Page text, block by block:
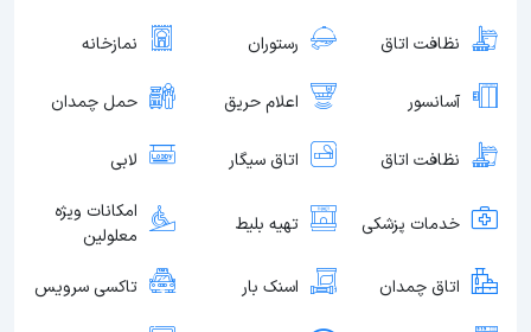
نظافت اتاق رستوران نمازخانه
آسانسور اعلام حریق حمل چمدان
نظافت اتاق اتاق سیگار لابی
خدمات پزشکی تهیه بلیط
امکانات ویژه
معلولین
اتاق چمدان اسنک بار تاکسی سرویس